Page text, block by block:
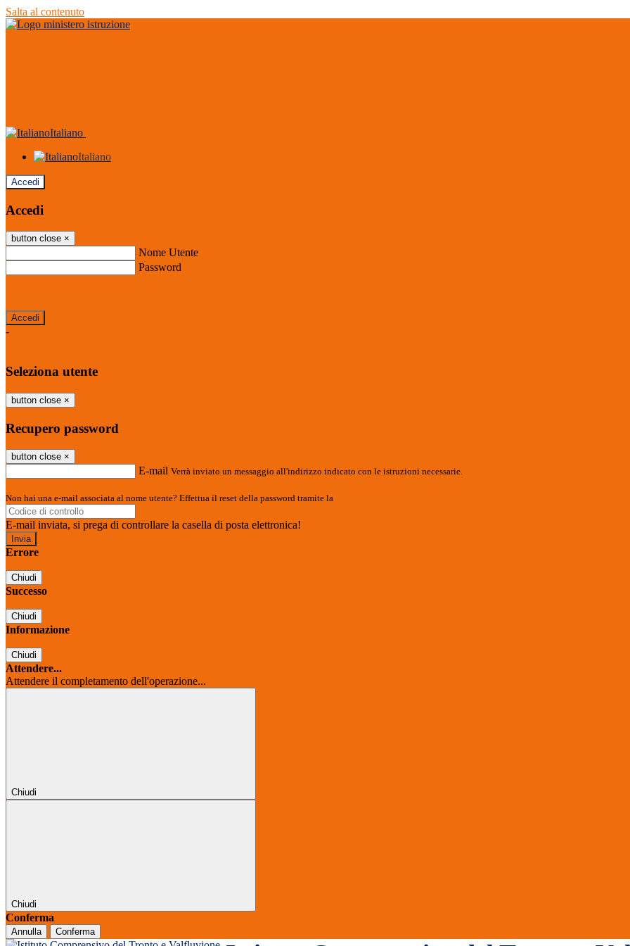
Salta al contenuto
Italiano
Italiano
Accedi
Accedi
button close ×
Nome Utente
Password
-
Seleziona utente
button close ×
Recupero password
button close ×
E-mail Verrà inviato un messaggio all'indirizzo indicato con le istruzioni necessarie.
Non hai una e-mail associata al nome utente? Effettua il reset della password tramite la
E-mail inviata, si prega di controllare la casella di posta elettronica!
Errore
Chiudi
Successo
Chiudi
Informazione
Chiudi
Attendere...
Attendere il completamento dell'operazione...
Chiudi
Chiudi
Conferma
Annulla Conferma